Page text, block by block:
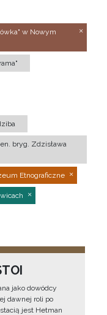
w Nowym
bryg. Zdzisława
Etnograficzne
jako dowódcy
dawnej roli po
jest Hetman